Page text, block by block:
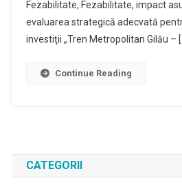
Fezabilitate, Fezabilitate, impact
evaluarea strategică adecvată
investiţii „Tren Metropolitan Gilău –
Continue Reading
CATEGORII